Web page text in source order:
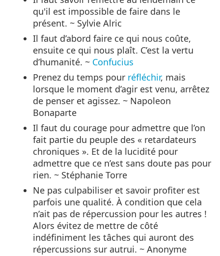
qu'il est impossible de faire dans le
présent. ~ Sylvie Alric
Il faut d’abord faire ce qui nous coûte,
ensuite ce qui nous plaît. C’est la vertu
d’humanité. ~ Confucius
Prenez du temps pour réfléchir, mais
lorsque le moment d’agir est venu, arrêtez
de penser et agissez. ~ Napoleon
Bonaparte
Il faut du courage pour admettre que l’on
fait partie du peuple des « retardateurs
chroniques ». Et de la lucidité pour
admettre que ce n’est sans doute pas pour
rien. ~ Stéphanie Torre
Ne pas culpabiliser et savoir profiter est
parfois une qualité. À condition que cela
n’ait pas de répercussion pour les autres !
Alors évitez de mettre de côté
indéfiniment les tâches qui auront des
répercussions sur autrui. ~ Anonyme